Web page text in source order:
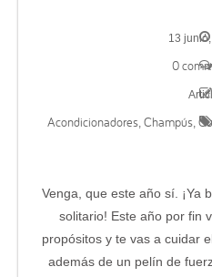
13
0
Acondicionadores, Champús,
Venga, que este año sí. ¡Ya
solitario! Este año por fin
propósitos y te vas a cuidar
además de un pelín de